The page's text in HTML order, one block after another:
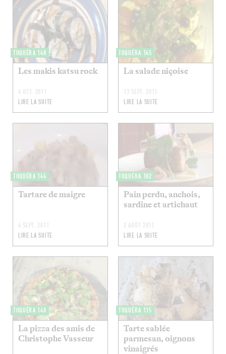
TOQUÉRA 148
Les makis katsu rock
4 OCT. 2011
LIRE LA SUITE
TOQUÉRA 145
La salade niçoise
13 SEPT. 2011
LIRE LA SUITE
TOQUÉRA 144
Tartare de maigre
6 SEPT. 2011
LIRE LA SUITE
TOQUÉRA 102
Pain perdu, anchois,
sardine et artichaut
2 AOÛT 2011
LIRE LA SUITE
TOQUÉRA 140
La pizza des amis de
Christophe Vasseur
TOQUÉRA 115
Tarte sablée
parmesan, oignons
vinaigrés